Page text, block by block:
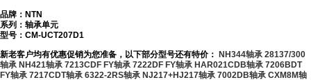
品牌：NTN
系列：轴承单元
型号： CM-UCT207D1
新老客户均有优惠促销为您准备，以下部分型号还有特价： NH344轴承 28137/300
轴承 NH421轴承 7213CDF FY轴承 7222DF FY轴承 HAR021CDB轴承 7206BDT
FY轴承 7217CDT轴承 6322-2RS轴承 NJ217+HJ217轴承 7002DB轴承 CXM8M轴